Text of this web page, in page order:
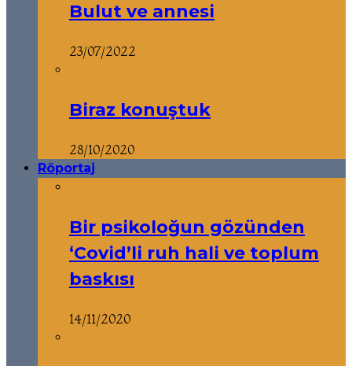
Bulut ve annesi
23/07/2022
Biraz konuştuk
28/10/2020
Röportaj
Bir psikoloğun gözünden
‘Covid’li ruh hali ve toplum
baskısı
14/11/2020